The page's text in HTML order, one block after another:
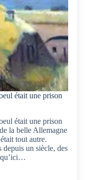
était une prison
était une prison
la belle Allemagne
tout autre.
depuis un siècle, des